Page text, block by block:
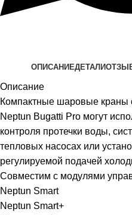
ОПИСАНИЕДЕТАЛИ
Описание
Компактные шаровые краны
Neptun Bugatti Pro могут
контроля протечки воды,
тепловых насосах или
регулируемой подачей
Совместим с модулями
Neptun Smart
Neptun Smart+